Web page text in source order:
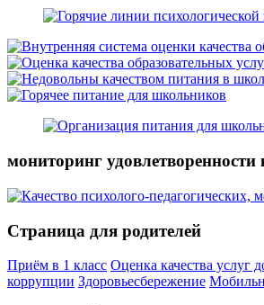
мониторинг удовлетворенности
Страница для родителей
Приём в 1 класс Оценка качества услуг
коррупции Здоровьесбережение